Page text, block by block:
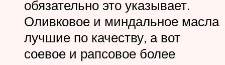
обязательно это указывает.
Оливковое и миндальное масла
лучшие по качеству, а вот
соевое и рапсовое более